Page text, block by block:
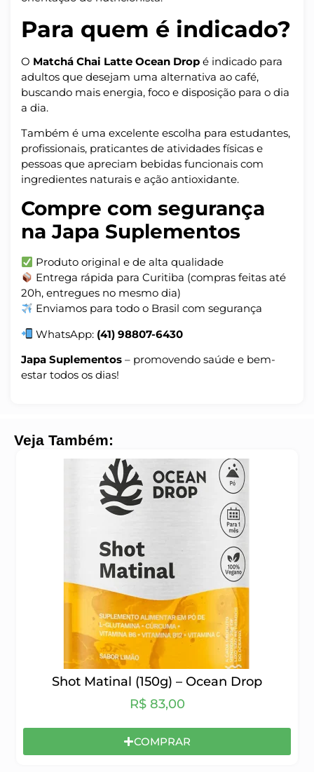
Para quem é indicado?
O Matchá Chai Latte Ocean Drop é indicado para
adultos que desejam uma alternativa ao café,
buscando mais energia, foco e disposição para o dia
a dia.
Também é uma excelente escolha para estudantes,
profissionais, praticantes de atividades físicas e
pessoas que apreciam bebidas funcionais com
ingredientes naturais e ação antioxidante.
Compre com segurança
na Japa Suplementos
Produto original e de alta qualidade
Entrega rápida para Curitiba (compras feitas até
20h, entregues no mesmo dia)
Enviamos para todo o Brasil com segurança
WhatsApp: (41) 98807-6430
Japa Suplementos – promovendo saúde e bem-
estar todos os dias!
Veja Também:
Shot Matinal (150g) – Ocean Drop
R$83,00
COMPRAR